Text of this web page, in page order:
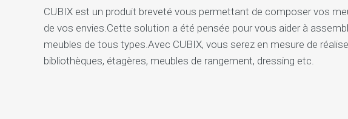
CUBIX est un produit breveté vous permettant de composer vos
de vos envies.Cette solution a été pensée pour vous aider à
meubles de tous types.Avec CUBIX, vous serez en mesure de
bibliothèques, étagères, meubles de rangement, dressing etc.